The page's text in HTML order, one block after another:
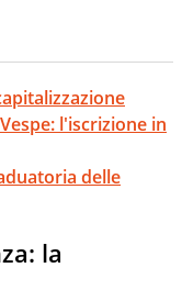
l'iscrizione in
delle
la